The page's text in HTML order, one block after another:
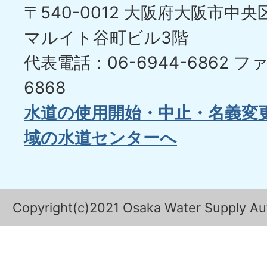
〒540-0012 大阪府大阪市中央
マルイト谷町ビル3階
代表電話：06-6944-6862 フ
6868
水道の使用開始・中止・名義変
域の水道センターへ
Copyright(c)2021 Osaka Water Supply